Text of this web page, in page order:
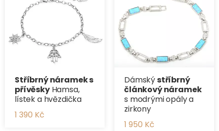
Stříbrný náramek s
přívěskyHamsa,
lístek a hvězdička
1 390 Kč
Dámskýstříbrný
článkový náramek
s modrými opály a
zirkony
1 950 Kč